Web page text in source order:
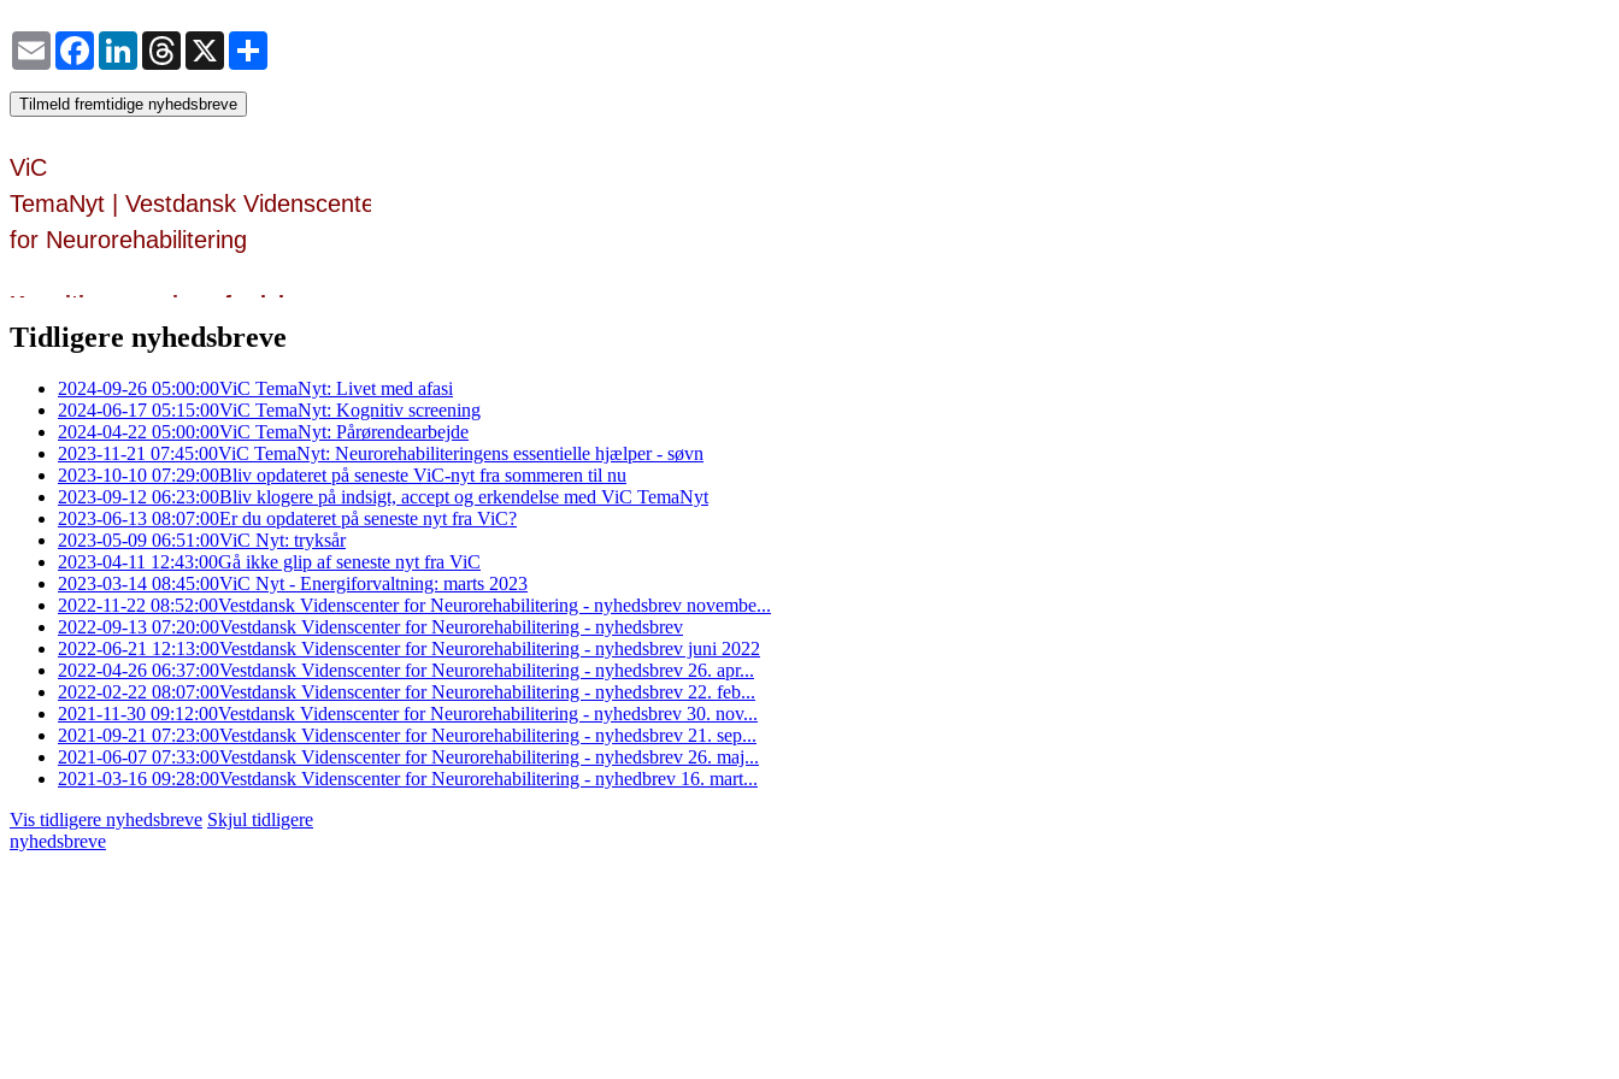
Email FacebookLinkedInThreadsX
Tilmeld fremtidige nyhedsbreve
Tidligere nyhedsbreve
2024-09-26 05:00:00ViC TemaNyt: Livet med afasi
2024-06-17 05:15:00ViC TemaNyt: Kognitiv screening
2024-04-22 05:00:00ViC TemaNyt: Pårørendearbejde
2023-11-21 07:45:00ViC TemaNyt: Neurorehabiliteringens essentielle hjælper - søvn
2023-10-10 07:29:00Bliv opdateret på seneste ViC-nyt fra sommeren til nu
2023-09-12 06:23:00Bliv klogere på indsigt, accept og erkendelse med ViC TemaNyt
2023-06-13 08:07:00Er du opdateret på seneste nyt fra ViC?
2023-05-09 06:51:00ViC Nyt: tryksår
2023-04-11 12:43:00Gå ikke glip af seneste nyt fra ViC
2023-03-14 08:45:00ViC Nyt - Energiforvaltning: marts 2023
2022-11-22 08:52:00Vestdansk Videnscenter for Neurorehabilitering - nyhedsbrev novembe...
2022-09-13 07:20:00Vestdansk Videnscenter for Neurorehabilitering - nyhedsbrev
2022-06-21 12:13:00Vestdansk Videnscenter for Neurorehabilitering - nyhedsbrev juni 2022
2022-04-26 06:37:00Vestdansk Videnscenter for Neurorehabilitering - nyhedsbrev 26. apr...
2022-02-22 08:07:00Vestdansk Videnscenter for Neurorehabilitering - nyhedsbrev 22. feb...
2021-11-30 09:12:00Vestdansk Videnscenter for Neurorehabilitering - nyhedsbrev 30. nov...
2021-09-21 07:23:00Vestdansk Videnscenter for Neurorehabilitering - nyhedsbrev 21. sep...
2021-06-07 07:33:00Vestdansk Videnscenter for Neurorehabilitering - nyhedsbrev 26. maj...
2021-03-16 09:28:00Vestdansk Videnscenter for Neurorehabilitering - nyhedbrev 16. mart...
Vis tidligere nyhedsbreve Skjul tidligere
nyhedsbreve